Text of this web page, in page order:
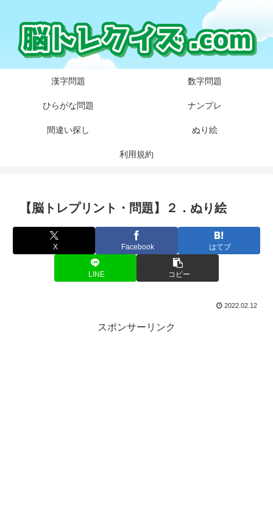
漢字問題 数字問題
ひらがな問題 ナンプレ
間違い探し ぬり絵
利用規約
【脳トレプリント・問題】２．ぬり絵
X Facebook はてブ
LINE コピー
2022.02.12
スポンサーリンク